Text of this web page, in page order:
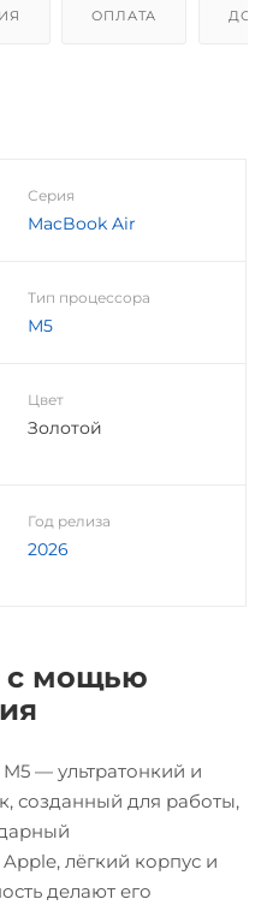
ОПЛАТА
с мощью
— ультратонкий и
созданный для работы,
лёгкий корпус и
делают его
Серия
MacBook Air
Тип процессора
М5
Цвет
Золотой
Год релиза
2026